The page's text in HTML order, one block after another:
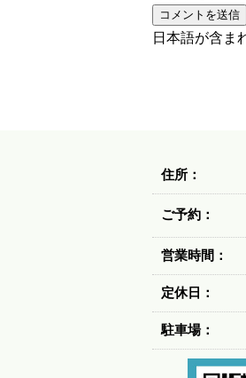
日本語が含ま
住所：
ご予約：
営業時間：
定休日：
駐車場：